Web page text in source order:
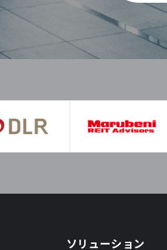
ソリューション